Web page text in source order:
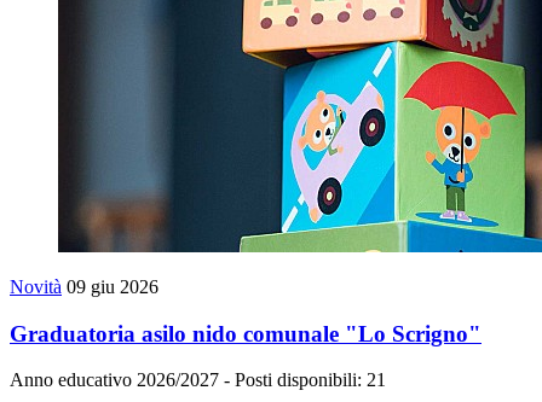
Novità 09 giu 2026
Graduatoria asilo nido comunale "Lo Scrigno"
Anno educativo 2026/2027 - Posti disponibili: 21